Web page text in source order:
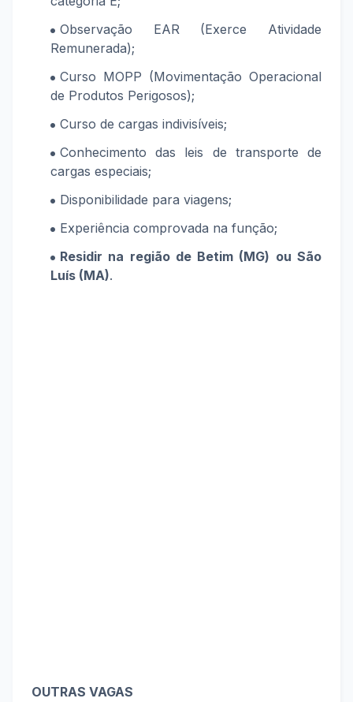
Observação EAR (Exerce Atividade
Remunerada);
Curso MOPP (Movimentação Operacional
de Produtos Perigosos);
Curso de cargas indivisíveis;
Conhecimento das leis de transporte de
cargas especiais;
Disponibilidade para viagens;
Experiência comprovada na função;
Residir na região de Betim (MG) ou São
Luís (MA).
OUTRAS VAGAS